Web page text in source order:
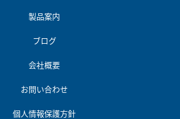
製品案内
ブログ
会社概要
お問い合わせ
個人情報保護方針